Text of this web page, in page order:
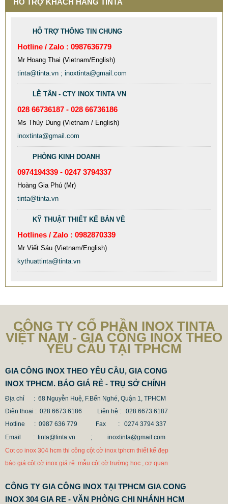
MẪU CỘT CỜ INOX ĐẸP GIÁ RẺ
CỘT INOX 304 NÂNG HẠ
685.700 VNĐ 865.700 VNĐ
HỖ TRỢ THÔNG TIN CHUNG
Hotline / Zalo : 0987636779
Mr Hoang Thai (Vietnam/English)
tinta@tinta.vn ; inoxtinta@gmail.com
LỄ TÂN - CTY INOX TINTA VN
028 66736187 - 028 66736186
Ms Thùy Dung (Vietnam / English)
inoxtinta@gmail.com
PHÒNG KINH DOANH
0974194339 - 0247 3794337
Hoàng Gia Phú (Mr)
tinta@tinta.vn
KỸ THUẬT THIẾT KẾ BẢN VẼ
Hotlines / Zalo : 0982870339
Mr Viết Sáu (Vietnam/English)
kythuattinta@tinta.vn
CÔNG TY CỔ PHẦN INOX TINTA
VIỆT NAM - GIA CÔNG INOX THEO
YÊU CẦU TẠI TPHCM
GIA CÔNG INOX THEO YÊU CẦU, GIA CONG
INOX TPHCM. BÁO GIÁ RẺ - TRỤ SỞ CHÍNH
Địa chỉ : 68 Nguyễn Huệ, F.Bến Nghé, Quận 1, TPHCM
Điện thoại : 028 6673 6186
Liên hệ : 028 6673 6187
Hotline : 0987 636 779 Fax
: 0274 3794 337
Email : tinta@tinta.vn ;
inoxtinta@gmail.com
Cot co inox 304 hcm thi công cột cờ inox tphcm thiết kế đẹp
báo giá cột cờ inox giá rẻ mẫu cột cờ trường học , cơ quan
CÔNG TY GIA CÔNG INOX TẠI TPHCM GIA CONG
INOX 304 GIA RE - VĂN PHÒNG CHI NHÁNH HCM